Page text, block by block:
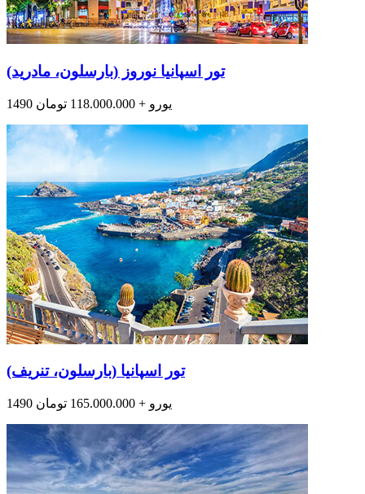
تور اسپانیا نوروز (بارسلون، مادرید)
1490 یورو + 118.000.000 تومان
تور اسپانیا (بارسلون، تنریف)
1490 یورو + 165.000.000 تومان